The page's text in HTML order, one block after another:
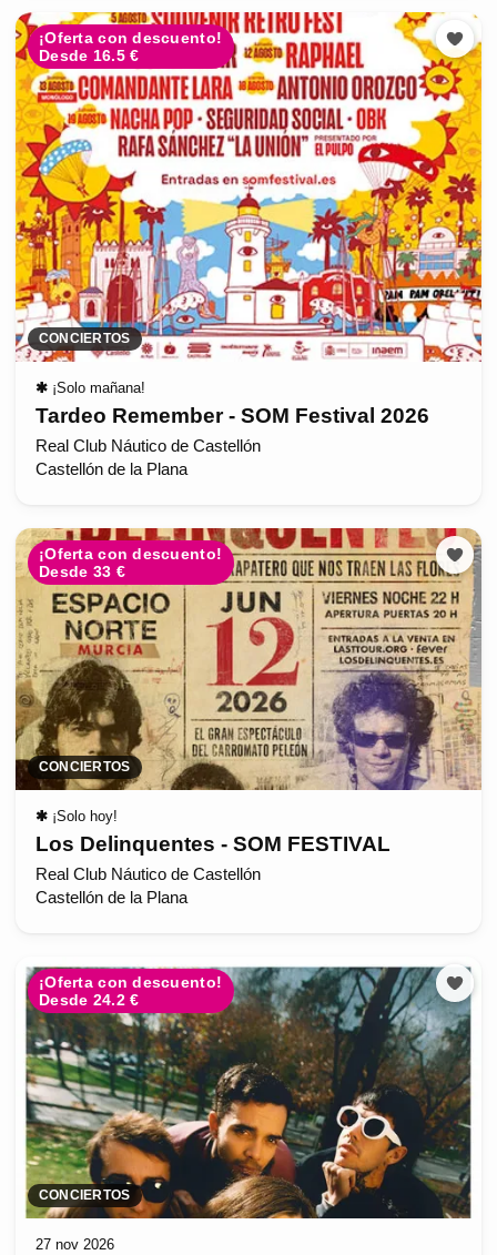
¡Oferta con descuento!
Desde 16.5 €
CONCIERTOS
✱ ¡Solo mañana!
Tardeo Remember - SOM Festival 2026
Real Club Náutico de Castellón
Castellón de la Plana
¡Oferta con descuento!
Desde 33 €
CONCIERTOS
✱ ¡Solo hoy!
Los Delinquentes - SOM FESTIVAL
Real Club Náutico de Castellón
Castellón de la Plana
¡Oferta con descuento!
Desde 24.2 €
CONCIERTOS
27 nov 2026